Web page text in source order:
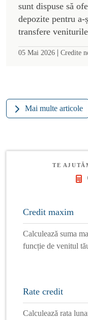
sunt dispuse să
depozite pentru
transfere
05 Mai 2026 | Credite
Mai multe articole
TE
Credit maxim
Calculează suma
funcție de venitul
Rate credit
Calculează rata